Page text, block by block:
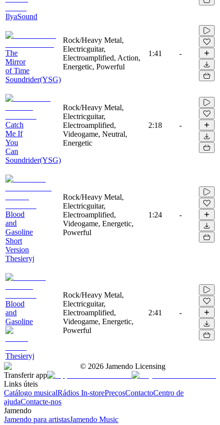
IlyaSound
The
Mirror
of Time
Soundrider(YSG)
Rock/Heavy Metal,
Electricguitar,
Electroamplified, Action,
Energetic, Powerful
1:41 -
Catch
Me If
You
Can
Soundrider(YSG)
Rock/Heavy Metal,
Electricguitar,
Electroamplified,
Videogame, Neutral,
Energetic
2:18 -
Blood
and
Gasoline
Short
Version
Thesieryj
Rock/Heavy Metal,
Electricguitar,
Electroamplified,
Videogame, Energetic,
Powerful
1:24 -
Blood
and
Gasoline
Thesieryj
Rock/Heavy Metal,
Electricguitar,
Electroamplified,
Videogame, Energetic,
Powerful
2:41 -
© 2026 Jamendo Licensing
Transferir app
Links úteis
Catálogo musicalRádios In-storePreçosContactoCentro de
ajudaContacte-nos
Jamendo
Jamendo para artistasJamendo Music